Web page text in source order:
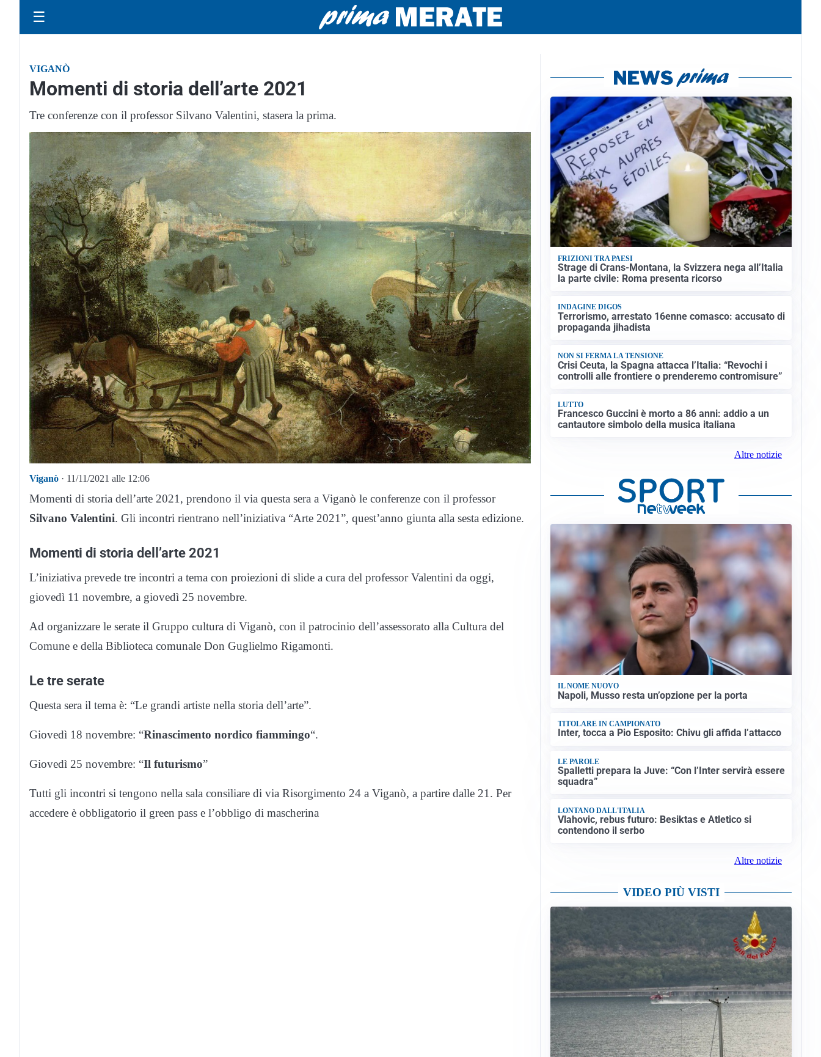
☰
VIGANÒ
Momenti di storia dell’arte 2021
Tre conferenze con il professor Silvano Valentini, stasera la prima.
Viganò · 11/11/2021 alle 12:06
Momenti di storia dell’arte 2021, prendono il via questa sera a Viganò le conferenze con il professor
Silvano Valentini. Gli incontri rientrano nell’iniziativa “Arte 2021”, quest’anno giunta alla sesta edizione.
Momenti di storia dell’arte 2021
L’iniziativa prevede tre incontri a tema con proiezioni di slide a cura del professor Valentini da oggi,
giovedì 11 novembre, a giovedì 25 novembre.
Ad organizzare le serate il Gruppo cultura di Viganò, con il patrocinio dell’assessorato alla Cultura del
Comune e della Biblioteca comunale Don Guglielmo Rigamonti.
Le tre serate
Questa sera il tema è: “Le grandi artiste nella storia dell’arte”.
Giovedì 18 novembre: “Rinascimento nordico fiammingo“.
Giovedì 25 novembre: “Il futurismo”
Tutti gli incontri si tengono nella sala consiliare di via Risorgimento 24 a Viganò, a partire dalle 21. Per
accedere è obbligatorio il green pass e l’obbligo di mascherina
FRIZIONI TRA PAESI
Strage di Crans-Montana, la Svizzera nega all’Italia
la parte civile: Roma presenta ricorso
INDAGINE DIGOS
Terrorismo, arrestato 16enne comasco: accusato di
propaganda jihadista
NON SI FERMA LA TENSIONE
Crisi Ceuta, la Spagna attacca l’Italia: “Revochi i
controlli alle frontiere o prenderemo contromisure”
LUTTO
Francesco Guccini è morto a 86 anni: addio a un
cantautore simbolo della musica italiana
Altre notizie
IL NOME NUOVO
Napoli, Musso resta un’opzione per la porta
TITOLARE IN CAMPIONATO
Inter, tocca a Pio Esposito: Chivu gli affida l’attacco
LE PAROLE
Spalletti prepara la Juve: “Con l’Inter servirà essere
squadra”
LONTANO DALL'ITALIA
Vlahovic, rebus futuro: Besiktas e Atletico si
contendono il serbo
Altre notizie
VIDEO PIÙ VISTI